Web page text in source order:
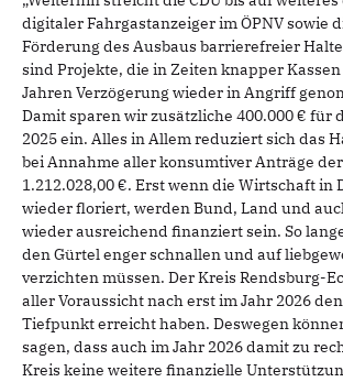
digitaler Fahrgastanzeiger im ÖPNV sowie
Förderung des Ausbaus barrierefreier
sind Projekte, die in Zeiten knapper
Jahren Verzögerung wieder in Angriff
Damit sparen wir zusätzliche 400.000 € für
2025 ein. Alles in Allem reduziert sich das
bei Annahme aller konsumtiver Anträge der
1.212.028,00 €. Erst wenn die Wirtschaft in
wieder floriert, werden Bund, Land und
wieder ausreichend finanziert sein. So
den Gürtel enger schnallen und auf
verzichten müssen. Der Kreis Rendsburg-
aller Voraussicht nach erst im Jahr 2026
Tiefpunkt erreicht haben. Deswegen
sagen, dass auch im Jahr 2026 damit zu
Kreis keine weitere finanzielle